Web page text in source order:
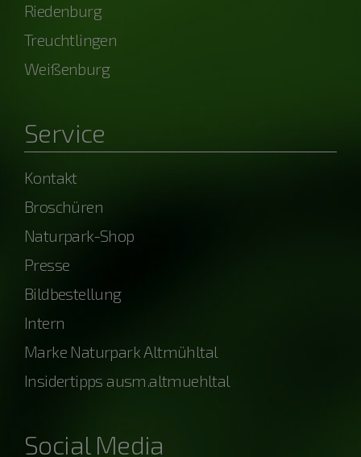
Riedenburg
Treuchtlingen
Weißenburg
Service
Kontakt
Broschüren
Naturpark-Shop
Presse
Bildbestellung
Intern
Marke Naturpark Altmühltal
Insidertipps ausm.altmuehltal
Social Media